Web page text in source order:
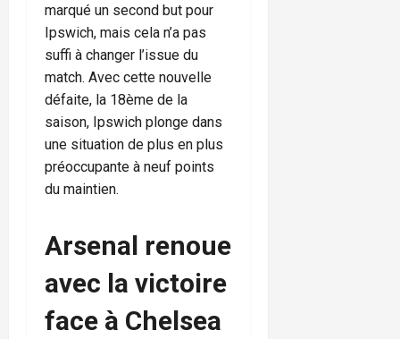
marqué un second but pour
Ipswich, mais cela n’a pas
suffi à changer l’issue du
match. Avec cette nouvelle
défaite, la 18ème de la
saison, Ipswich plonge dans
une situation de plus en plus
préoccupante à neuf points
du maintien.
Arsenal renoue
avec la victoire
face à Chelsea